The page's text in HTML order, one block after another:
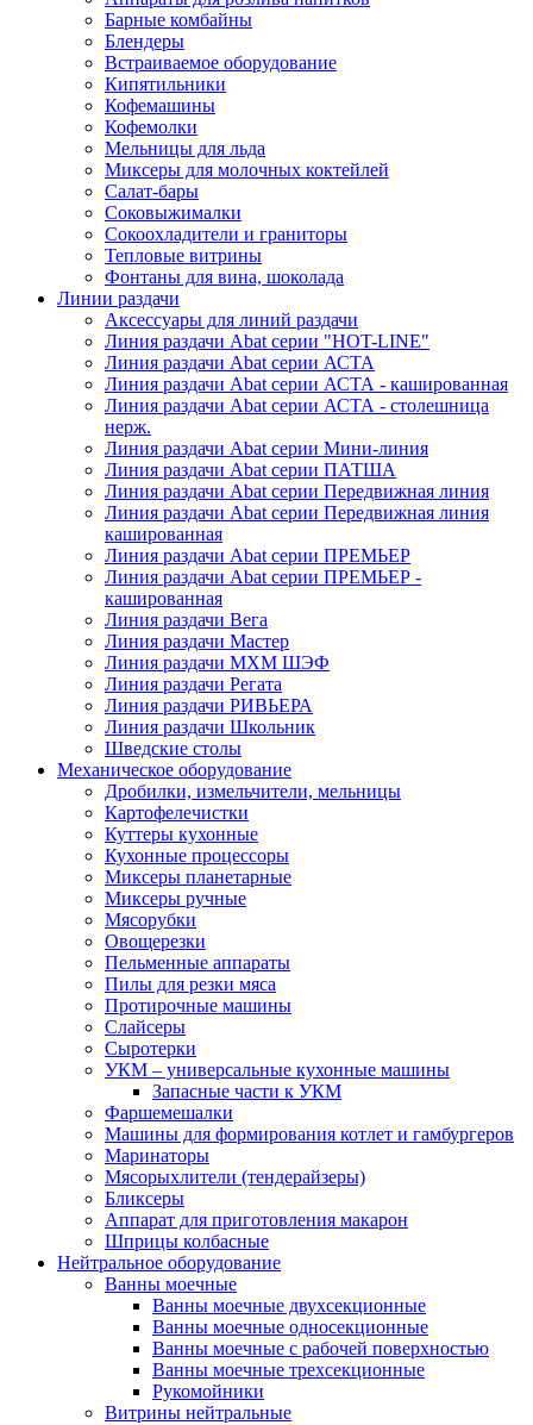
Барные комбайны
Блендеры
Встраиваемое оборудование
Кипятильники
Кофемашины
Кофемолки
Мельницы для льда
Миксеры для молочных коктейлей
Салат-бары
Соковыжималки
Сокоохладители и граниторы
Тепловые витрины
Фонтаны для вина, шоколада
Линии раздачи
Аксессуары для линий раздачи
Линия раздачи Abat серии "HOT-LINE"
Линия раздачи Abat серии АСТА
Линия раздачи Abat серии АСТА - кашированная
Линия раздачи Abat серии АСТА - столешница
нерж.
Линия раздачи Abat серии Мини-линия
Линия раздачи Abat серии ПАТША
Линия раздачи Abat серии Передвижная линия
Линия раздачи Abat серии Передвижная линия
кашированная
Линия раздачи Abat серии ПРЕМЬЕР
Линия раздачи Abat серии ПРЕМЬЕР -
кашированная
Линия раздачи Вега
Линия раздачи Мастер
Линия раздачи МХМ ШЭФ
Линия раздачи Регата
Линия раздачи РИВЬЕРА
Линия раздачи Школьник
Шведские столы
Механическое оборудование
Дробилки, измельчители, мельницы
Картофелечистки
Куттеры кухонные
Кухонные процессоры
Миксеры планетарные
Миксеры ручные
Мясорубки
Овощерезки
Пельменные аппараты
Пилы для резки мяса
Протирочные машины
Слайсеры
Сыротерки
УКМ – универсальные кухонные машины
Запасные части к УКМ
Фаршемешалки
Машины для формирования котлет и гамбургеров
Маринаторы
Мясорыхлители (тендерайзеры)
Бликсеры
Аппарат для приготовления макарон
Шприцы колбасные
Нейтральное оборудование
Ванны моечные
Ванны моечные двухсекционные
Ванны моечные односекционные
Ванны моечные с рабочей поверхностью
Ванны моечные трехсекционные
Рукомойники
Витрины нейтральные